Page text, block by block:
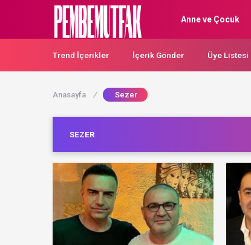
Anne ve Çocuk
Trend İçerikler İçerik Gönder Üye Listesi
Anasayfa / Sezer
SEZER